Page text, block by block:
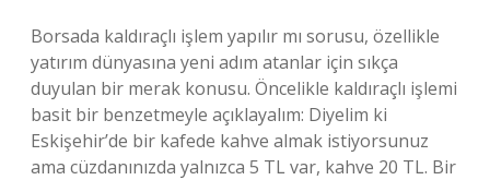
Borsada kaldıraçlı işlem yapılır mı sorusu, özellikle
yatırım dünyasına yeni adım atanlar için sıkça
duyulan bir merak konusu. Öncelikle kaldıraçlı işlemi
basit bir benzetmeyle açıklayalım: Diyelim ki
Eskişehir’de bir kafede kahve almak istiyorsunuz
ama cüzdanınızda yalnızca 5 TL var, kahve 20 TL. Bir